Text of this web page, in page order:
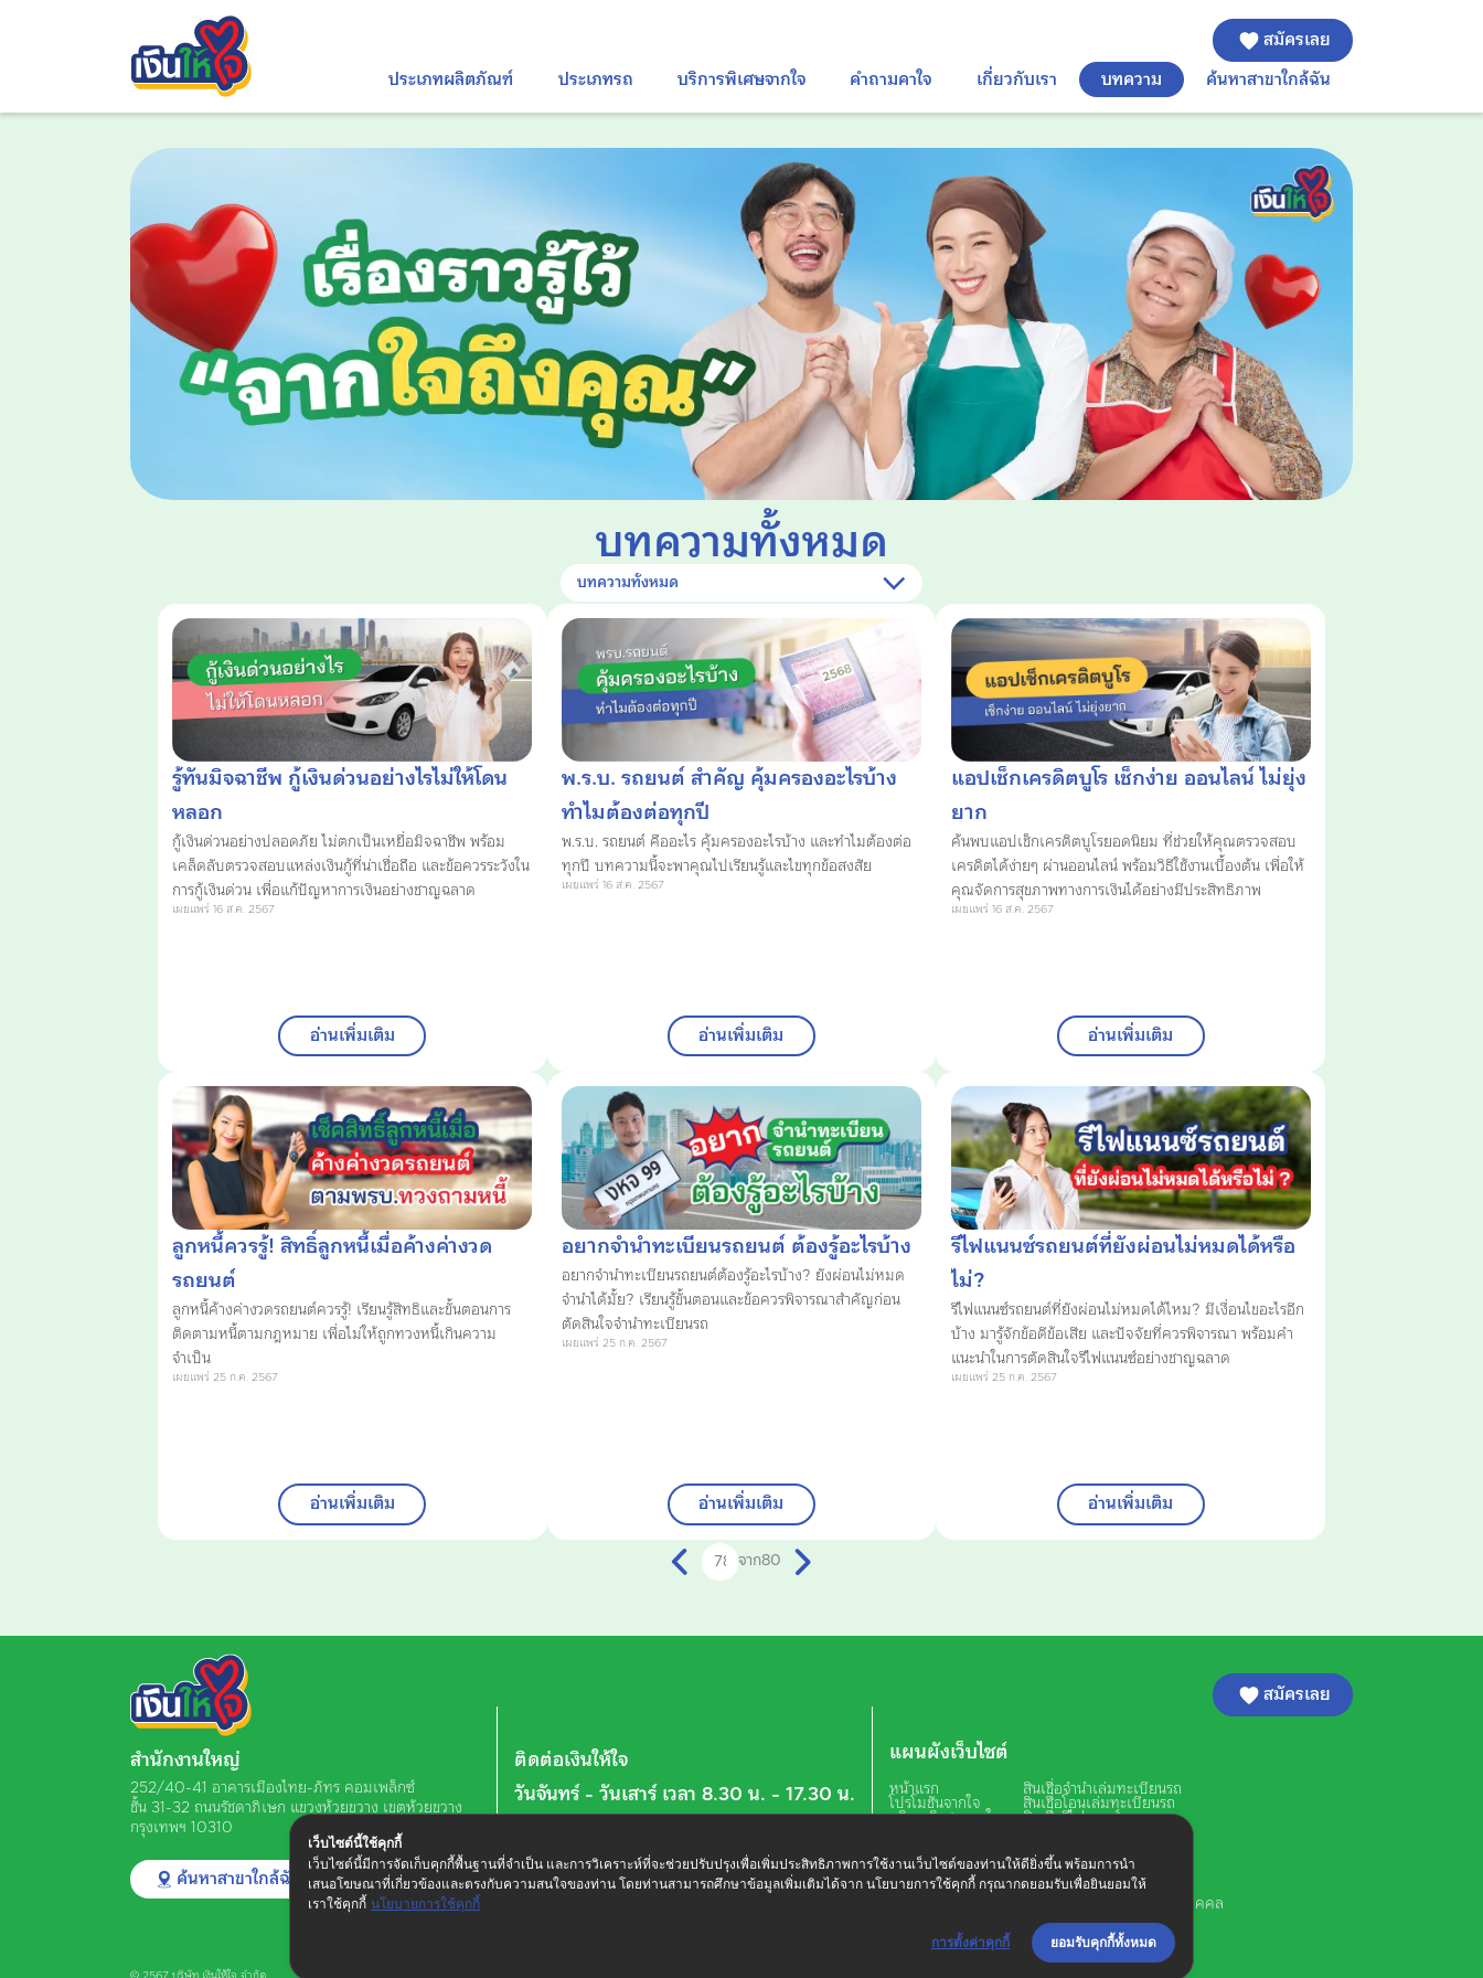
สมัครเลย
ประเภทผลิตภัณฑ์
ประเภทรถ บริการพิเศษจากใจ คำถามคาใจ เกี่ยวกับเรา บทความ ค้นหาสาขาใกล้ฉัน
บทความทั้งหมด
บทความทั้งหมด
รู้ทันมิจฉาชีพ กู้เงินด่วนอย่างไรไม่ให้โดน
หลอก
กู้เงินด่วนอย่างปลอดภัย ไม่ตกเป็นเหยื่อมิจฉาชีพ พร้อม
เคล็ดลับตรวจสอบแหล่งเงินกู้ที่น่าเชื่อถือ และข้อควรระวังใน
การกู้เงินด่วน เพื่อแก้ปัญหาการเงินอย่างชาญฉลาด
เผยแพร่ 16 ส.ค. 2567
อ่านเพิ่มเติม
พ.ร.บ. รถยนต์ สำคัญ คุ้มครองอะไรบ้าง
ทำไมต้องต่อทุกปี
พ.ร.บ. รถยนต์ คืออะไร คุ้มครองอะไรบ้าง และทำไมต้องต่อ
ทุกปี บทความนี้จะพาคุณไปเรียนรู้และไขทุกข้อสงสัย
เผยแพร่ 16 ส.ค. 2567
อ่านเพิ่มเติม
แอปเช็กเครดิตบูโร เช็กง่าย ออนไลน์ ไม่ยุ่ง
ยาก
ค้นพบแอปเช็กเครดิตบูโรยอดนิยม ที่ช่วยให้คุณตรวจสอบ
เครดิตได้ง่ายๆ ผ่านออนไลน์ พร้อมวิธีใช้งานเบื้องต้น เพื่อให้
คุณจัดการสุขภาพทางการเงินได้อย่างมีประสิทธิภาพ
เผยแพร่ 16 ส.ค. 2567
อ่านเพิ่มเติม
ลูกหนี้ควรรู้! สิทธิ์ลูกหนี้เมื่อค้างค่างวด
รถยนต์
ลูกหนี้ค้างค่างวดรถยนต์ควรรู้! เรียนรู้สิทธิและขั้นตอนการ
ติดตามหนี้ตามกฎหมาย เพื่อไม่ให้ถูกทวงหนี้เกินความ
จำเป็น
เผยแพร่ 25 ก.ค. 2567
อ่านเพิ่มเติม
อยากจำนำทะเบียนรถยนต์ ต้องรู้อะไรบ้าง
อยากจำนำทะเบียนรถยนต์ต้องรู้อะไรบ้าง? ยังผ่อนไม่หมด
จำนำได้มั้ย? เรียนรู้ขั้นตอนและข้อควรพิจารณาสำคัญก่อน
ตัดสินใจจำนำทะเบียนรถ
เผยแพร่ 25 ก.ค. 2567
อ่านเพิ่มเติม
รีไฟแนนซ์รถยนต์ที่ยังผ่อนไม่หมดได้หรือ
ไม่?
รีไฟแนนซ์รถยนต์ที่ยังผ่อนไม่หมดได้ไหม? มีเงื่อนไขอะไรอีก
บ้าง มารู้จักข้อดีข้อเสีย และปัจจัยที่ควรพิจารณา พร้อมคำ
แนะนำในการตัดสินใจรีไฟแนนซ์อย่างชาญฉลาด
เผยแพร่ 25 ก.ค. 2567
อ่านเพิ่มเติม
จาก80
สมัครเลย
สำนักงานใหญ่
252/40-41 อาคารเมืองไทย-ภัทร คอมเพล็กซ์
ชั้น 31-32 ถนนรัชดาภิเษก แขวงห้วยขวาง เขตห้วยขวาง
กรุงเทพฯ 10310
ค้นหาสาขาใกล้ฉัน
ติดต่อเงินให้ใจ
วันจันทร์ - วันเสาร์ เวลา 8.30 น. - 17.30 น.
แผนผังเว็บไซต์
หน้าแรก
โปรโมชันจากใจ
บริการพิเศษจากใจ
ประกาศ
บทความทั้งหมด
บทความจากใจ
คำถามคาใจ
สินเชื่อจำนำเล่มทะเบียนรถ
สินเชื่อโอนเล่มทะเบียนรถ
สินเชื่อรีไฟแนนซ์
สินเชื่อรถกระบะ
สินเชื่อรถตู้
สินเชื่อรถบรรทุก
นโยบายคุ้มครองข้อมูลส่วนบุคคล
เว็บไซต์นี้ใช้คุกกี้
เว็บไซต์นี้มีการจัดเก็บคุกกี้พื้นฐานที่จำเป็น และการวิเคราะห์ที่จะช่วยปรับปรุงเพื่อเพิ่มประสิทธิภาพการใช้งานเว็บไซต์ของท่านให้ดียิ่งขึ้น พร้อมการนำ
เสนอโฆษณาที่เกี่ยวข้องและตรงกับความสนใจของท่าน โดยท่านสามารถศึกษาข้อมูลเพิ่มเติมได้จาก นโยบายการใช้คุกกี้ กรุณากดยอมรับเพื่อยินยอมให้
เราใช้คุกกี้​ นโยบายการใช้คุกกี้
ยอมรับคุกกี้ทั้งหมด​
การตั้งค่าคุกกี้​